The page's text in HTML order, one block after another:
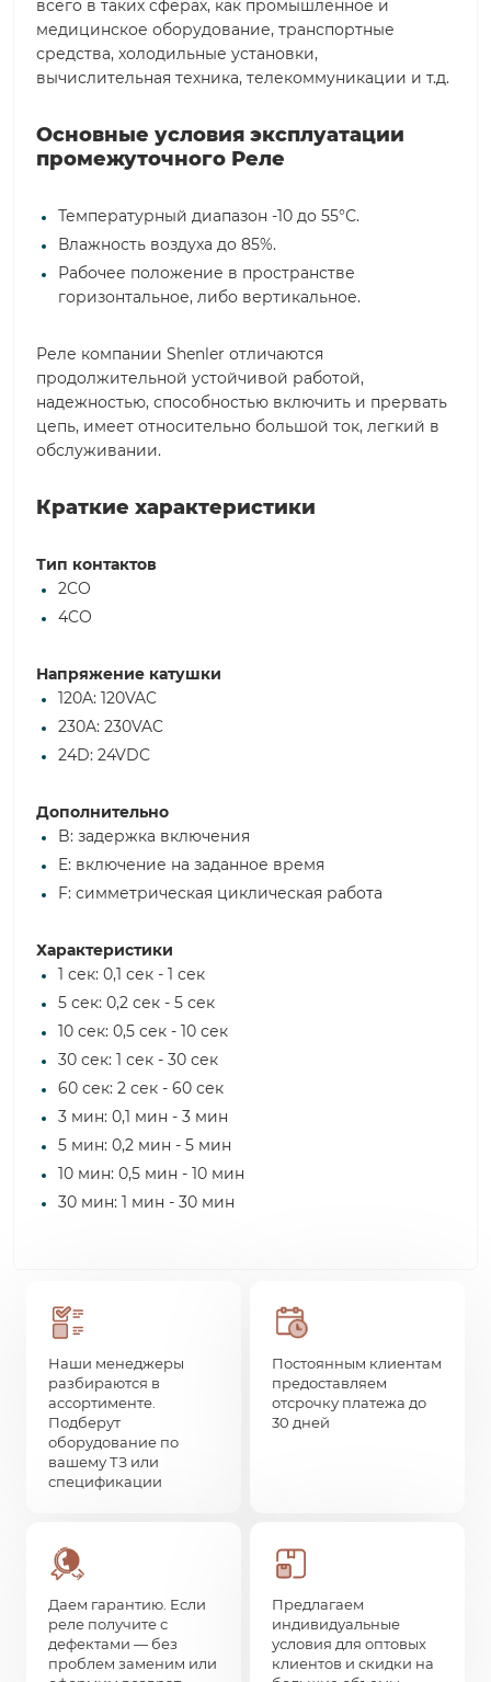
всего в таких сферах, как промышленное и
медицинское оборудование, транспортные
средства, холодильные установки,
вычислительная техника, телекоммуникации и т.д.
Основные условия эксплуатации
промежуточного Реле
Температурный диапазон -10 до 55°С.
Влажность воздуха до 85%.
Рабочее положение в пространстве
горизонтальное, либо вертикальное.
Реле компании Shenler отличаются
продолжительной устойчивой работой,
надежностью, способностью включить и прервать
цепь, имеет относительно большой ток, легкий в
обслуживании.
Краткие характеристики
Тип контактов
2CO
4CO
Напряжение катушки
120A: 120VAC
230A: 230VAC
24D: 24VDC
Дополнительно
B: задержка включения
E: включение на заданное время
F: симметрическая циклическая работа
Характеристики
1 сек: 0,1 сек - 1 сек
5 сек: 0,2 сек - 5 сек
10 сек: 0,5 сек - 10 сек
30 сек: 1 сек - 30 сек
60 сек: 2 сек - 60 сек
3 мин: 0,1 мин - 3 мин
5 мин: 0,2 мин - 5 мин
10 мин: 0,5 мин - 10 мин
30 мин: 1 мин - 30 мин
Наши менеджеры
разбираются в
ассортименте.
Подберут
оборудование по
вашему ТЗ или
спецификации
Постоянным клиентам
предоставляем
отсрочку платежа до
30 дней
Даем гарантию. Если
реле получите с
дефектами — без
проблем заменим или
Предлагаем
индивидуальные
условия для оптовых
клиентов и скидки на